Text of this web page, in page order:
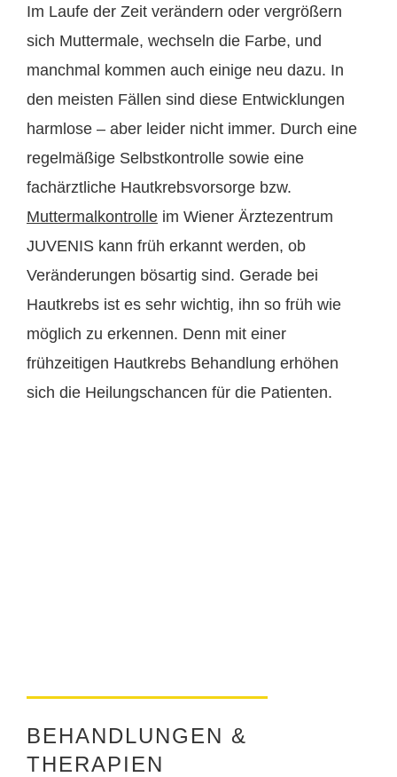
Im Laufe der Zeit verändern oder vergrößern
sich Muttermale, wechseln die Farbe, und
manchmal kommen auch einige neu dazu. In
den meisten Fällen sind diese Entwicklungen
harmlose – aber leider nicht immer. Durch eine
regelmäßige Selbstkontrolle sowie eine
fachärztliche Hautkrebsvorsorge bzw.
Muttermalkontrolle im Wiener Ärztezentrum
JUVENIS kann früh erkannt werden, ob
Veränderungen bösartig sind. Gerade bei
Hautkrebs ist es sehr wichtig, ihn so früh wie
möglich zu erkennen. Denn mit einer
frühzeitigen Hautkrebs Behandlung erhöhen
sich die Heilungschancen für die Patienten.
BEHANDLUNGEN &
THERAPIEN